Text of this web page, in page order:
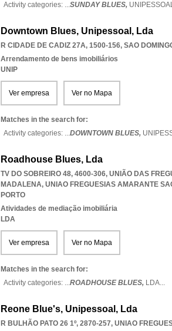
Activity categories: ...SUNDAY BLUES,
Downtown Blues, Unipessoal, Lda
R CIDADE DE CADIZ 27A, 1500-156, SAO
Arrendamento de bens imobiliários
UNIP
Ver empresa Ver no Mapa
Matches in the search for:
Activity categories: ...DOWNTOWN BLUES,
Roadhouse Blues, Lda
TV DO SOBREIRO 48, 4600-306, UNIÃO DAS
MADALENA, UNIAO FREGUESIAS AMARANTE
PORTO
Atividades de mediação imobiliária
LDA
Ver empresa Ver no Mapa
Matches in the search for:
Activity categories: ...ROADHOUSE BLUES, LDA...
Reone Blue's, Unipessoal, Lda
R BULHÃO PATO 26 1º, 2870-257, UNIAO